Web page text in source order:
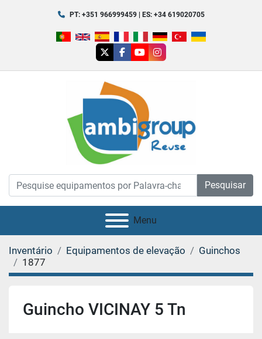
PT: +351 966999459 | ES: +34 619020705
twitterfacebook
youtubeinstagram
Pesquisar
Menu
Inventário Equipamentos de elevação
Guinchos
1877
Guincho VICINAY 5 Tn